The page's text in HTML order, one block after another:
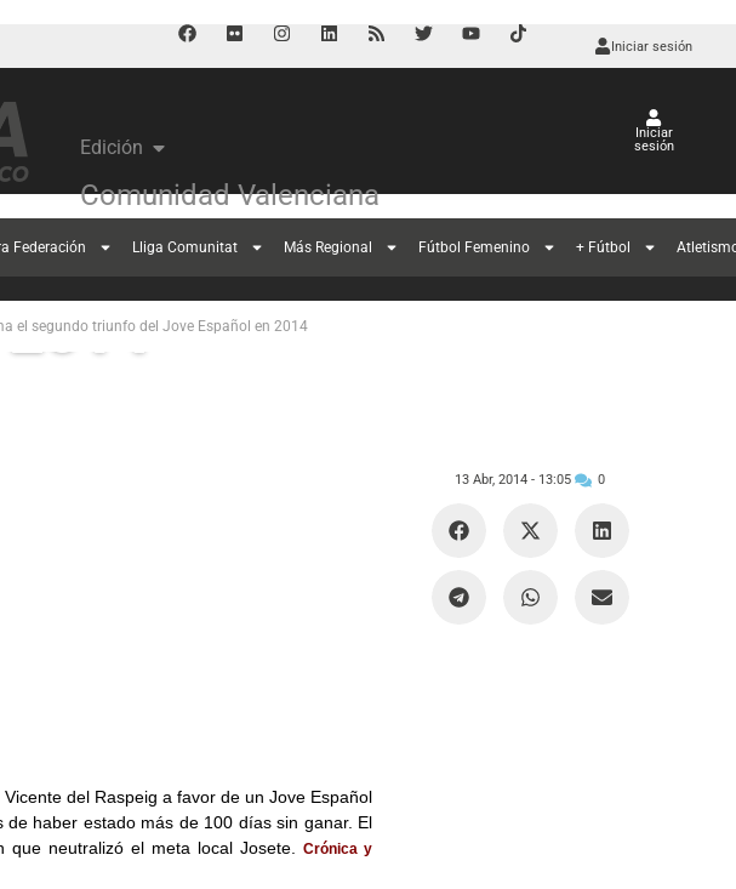
Iniciar sesión
Edición
Comunidad Valenciana
Iniciar
sesión
Federación Lliga Comunitat Más Regional Fútbol Femenino + Fútbol
el segundo triunfo del Jove Español en 2014
triunfo del
2014
del Raspeig a favor de un Jove Español
haber estado más de 100 días sin ganar. El
que neutralizó el meta local Josete. Crónica y
13 Abr, 2014 - 13:05 0